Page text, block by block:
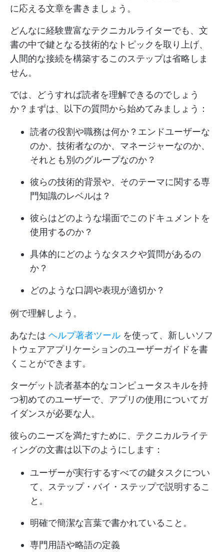
に応える文章を書きましょう。
どんなに経験豊富なテクニカルライターでも、文
書の中で鍵となる技術的なトピックを取り上げ、
人間的な接続を構築するこのステップは省略しま
せん。
では、どうすれば読者を理解できるのでしょう
か？まずは、以下の質問から始めてみましょう：
読者の役割や職務は何か？エンドユーザーな
のか、技術者なのか、マネージャーなのか、
それとも別のグループなのか？
彼らの技術的背景や、そのテーマに関する専
門知識のレベルは？
彼らはどのような場面でこのドキュメントを
使用するのか？
具体的にどのようなタスクや質問があるの
か？
どのような口調や表現が適切か？
例で理解しよう。
あなたは ヘルプ著者ツール を使って、新しいソフ
トウェアアプリケーションのユーザーガイドを書
くことができます。
ターゲット読者基本的なコンピュータスキルを持
つ初めてのユーザーで、アプリの使用についてガ
イダンスが必要な人。
彼らのニーズを満たすために、テクニカルライテ
ィングの文書は以下のようにします：
ユーザーが実行するすべての鍵タスクについ
て、ステップ・バイ・ステップで説明するこ
と。
明確で簡潔な言葉で書かれていること。
専門用語や略語の定義